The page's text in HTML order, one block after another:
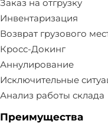
Заказ на отгрузку
Инвентаризация
Возврат грузового
Кросс-Докинг
Аннулирование
Исключительные
Анализ работы склада
Преимущества